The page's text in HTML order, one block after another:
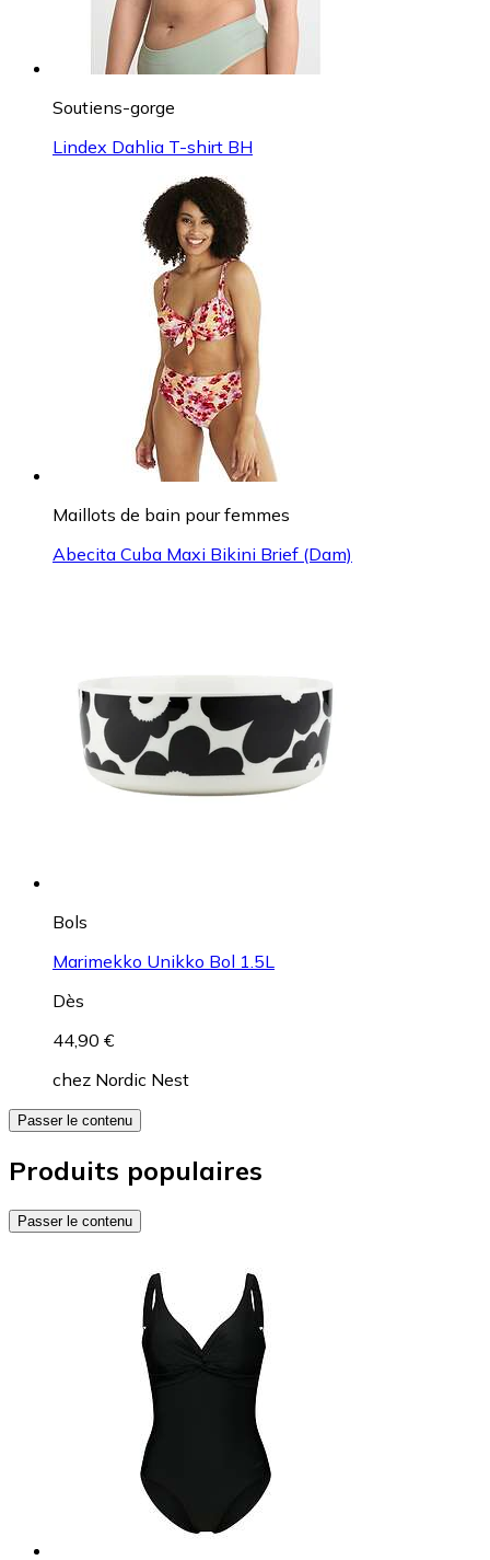
Soutiens-gorge
Lindex Dahlia T-shirt BH
Maillots de bain pour femmes
Abecita Cuba Maxi Bikini Brief (Dam)
Bols
Marimekko Unikko Bol 1.5L
Dès
44,90 €
chez Nordic Nest
Passer le contenu
Produits populaires
Passer le contenu